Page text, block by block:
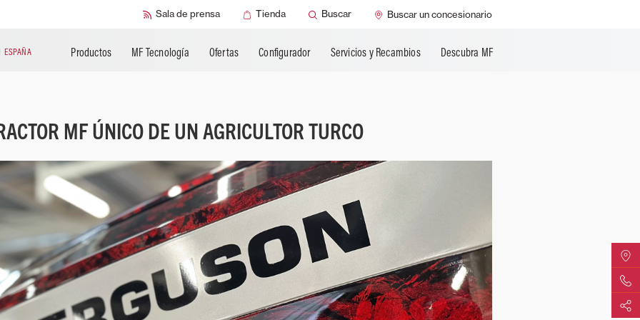
Sala de prensa Tienda Buscar Buscar un concesionario
ESPAÑA Productos MF Tecnología Ofertas Configurador Servicios y Recambios Descubra MF
MF ÚNICO DE UN AGRICULTOR TURCO